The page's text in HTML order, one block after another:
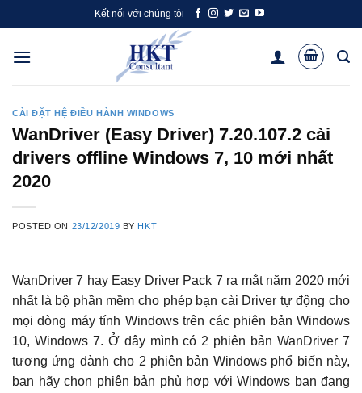
to
content
Kết nối với chúng tôi
CÀI ĐẶT HỆ ĐIỀU HÀNH WINDOWS
WanDriver (Easy Driver) 7.20.107.2 cài
drivers offline Windows 7, 10 mới nhất
2020
POSTED ON 23/12/2019 BY HKT
WanDriver 7 hay Easy Driver Pack 7 ra mắt năm 2020 mới
nhất là bộ phần mềm cho phép bạn cài Driver tự động cho
mọi dòng máy tính Windows trên các phiên bản Windows
10, Windows 7. Ở đây mình có 2 phiên bản WanDriver 7
tương ứng dành cho 2 phiên bản Windows phổ biến này,
bạn hãy chọn phiên bản phù hợp với Windows bạn đang